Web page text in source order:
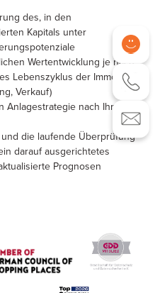
des, in den
Kapitals unter
Wertentwicklung je nach
Lebenszyklus der Immobilie
Verkauf)
nach Ihren
die laufende Überprüfung
darauf ausgerichtetes
Prognosen